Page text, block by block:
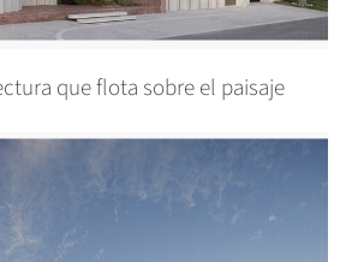
que flota sobre el paisaje